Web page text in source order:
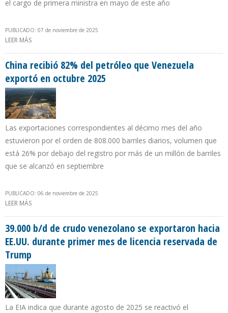
el cargo de primera ministra en mayo de este año
PUBLICADO: 07 de noviembre de 2025
LEER MÁS
TRINIDAD Y TOBAGO
China recibió 82% del petróleo que Venezuela
exportó en octubre 2025
Las exportaciones correspondientes al décimo mes del año
estuvieron por el orden de 808.000 barriles diarios, volumen que
está 26% por debajo del registro por más de un millón de barriles
que se alcanzó en septiembre
PUBLICADO: 06 de noviembre de 2025
LEER MÁS
39.000 b/d de crudo venezolano se exportaron hacia
EE.UU. durante primer mes de licencia reservada de
Trump
La EIA indica que durante agosto de 2025 se reactivó el